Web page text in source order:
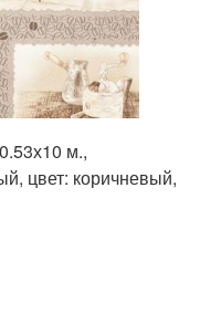
м.,
цвет: коричневый,